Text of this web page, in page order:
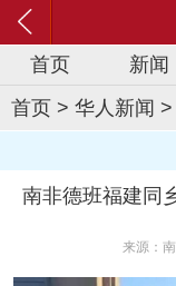
首页
新闻
首页 > 华人新闻 >
南非德班福建同
来源：